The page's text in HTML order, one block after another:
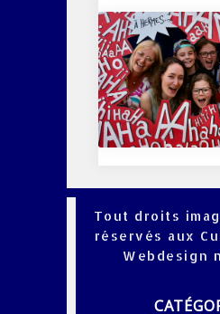
Tout droits
réservés aux
Webdesign